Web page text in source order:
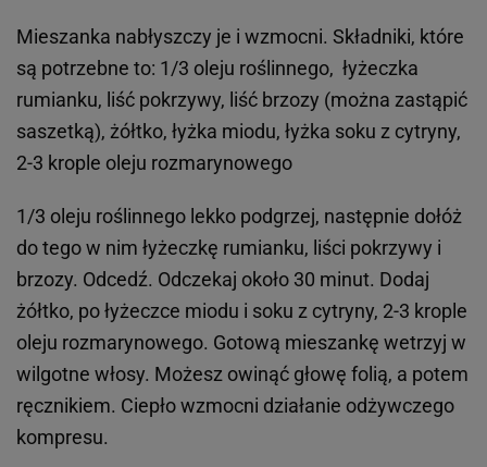
Mieszanka nabłyszczy je i wzmocni. Składniki, które
są potrzebne to: 1/3 oleju roślinnego, łyżeczka
rumianku, liść pokrzywy, liść brzozy (można zastąpić
saszetką), żółtko, łyżka miodu, łyżka soku z cytryny,
2-3 krople oleju rozmarynowego
1/3 oleju roślinnego lekko podgrzej, następnie dołóż
do tego w nim łyżeczkę rumianku, liści pokrzywy i
brzozy. Odcedź. Odczekaj około 30 minut. Dodaj
żółtko, po łyżeczce miodu i soku z cytryny, 2-3 krople
oleju rozmarynowego. Gotową mieszankę wetrzyj w
wilgotne włosy. Możesz owinąć głowę folią, a potem
ręcznikiem. Ciepło wzmocni działanie odżywczego
kompresu.